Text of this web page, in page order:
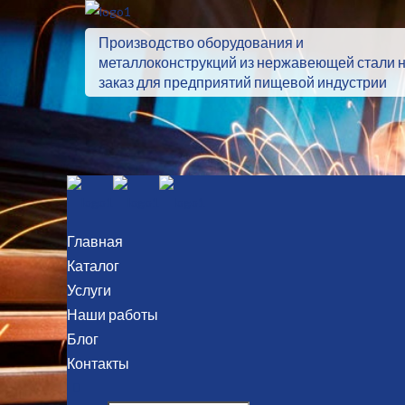
Производство оборудования и
металлоконструкций из нержавеющей стали
заказ для предприятий пищевой индустрии
Главная
Каталог
Услуги
Наши работы
Блог
Контакты